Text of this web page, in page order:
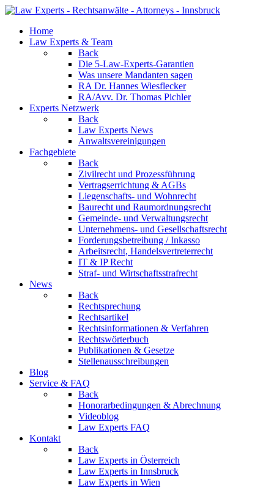
Home
Law Experts & Team
Back
Die 5-Law-Experts-Garantien
Was unsere Mandanten sagen
RA Dr. Hannes Wiesflecker
RA/Avv. Dr. Thomas Pichler
Experts Netzwerk
Back
Law Experts News
Anwaltsvereinigungen
Fachgebiete
Back
Zivilrecht und Prozessführung
Vertragserrichtung & AGBs
Liegenschafts- und Wohnrecht
Baurecht und Raumordnungsrecht
Gemeinde- und Verwaltungsrecht
Unternehmens- und Gesellschaftsrecht
Forderungsbetreibung / Inkasso
Arbeitsrecht, Handelsvertreterrecht
IT & IP Recht
Straf- und Wirtschaftsstrafrecht
News
Back
Rechtsprechung
Rechtsartikel
Rechtsinformationen & Verfahren
Rechtswörterbuch
Publikationen & Gesetze
Stellenausschreibungen
Blog
Service & FAQ
Back
Honorarbedingungen & Abrechnung
Videoblog
Law Experts FAQ
Kontakt
Back
Law Experts in Österreich
Law Experts in Innsbruck
Law Experts in Wien